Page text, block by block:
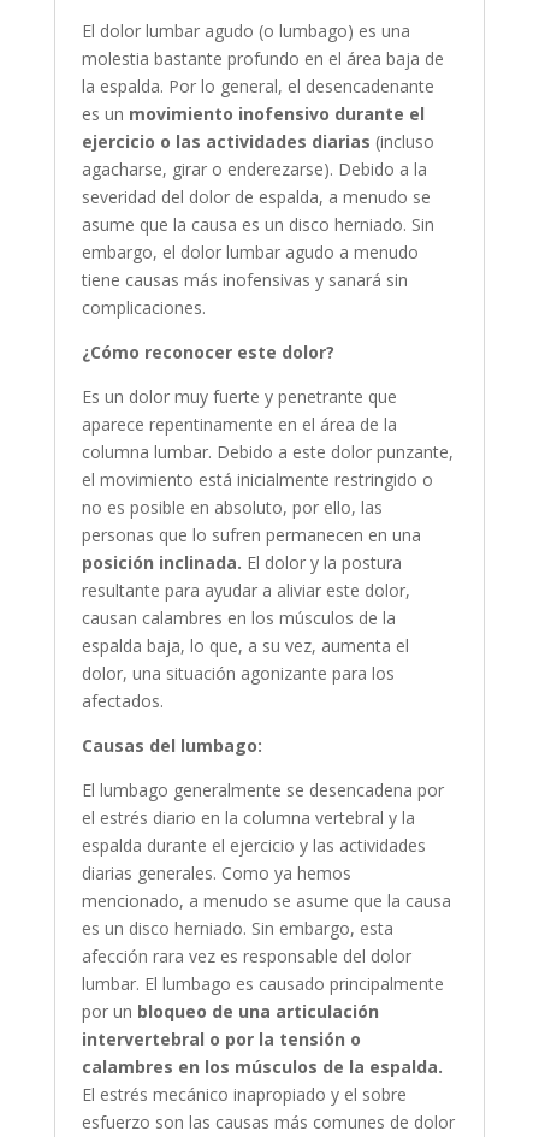
El dolor lumbar agudo (o lumbago) es una
molestia bastante profundo en el área baja de
la espalda. Por lo general, el desencadenante
es un movimiento inofensivo durante el
ejercicio o las actividades diarias (incluso
agacharse, girar o enderezarse). Debido a la
severidad del dolor de espalda, a menudo se
asume que la causa es un disco herniado. Sin
embargo, el dolor lumbar agudo a menudo
tiene causas más inofensivas y sanará sin
complicaciones.
¿Cómo reconocer este dolor?
Es un dolor muy fuerte y penetrante que
aparece repentinamente en el área de la
columna lumbar. Debido a este dolor punzante,
el movimiento está inicialmente restringido o
no es posible en absoluto, por ello, las
personas que lo sufren permanecen en una
posición inclinada. El dolor y la postura
resultante para ayudar a aliviar este dolor,
causan calambres en los músculos de la
espalda baja, lo que, a su vez, aumenta el
dolor, una situación agonizante para los
afectados.
Causas del lumbago:
El lumbago generalmente se desencadena por
el estrés diario en la columna vertebral y la
espalda durante el ejercicio y las actividades
diarias generales. Como ya hemos
mencionado, a menudo se asume que la causa
es un disco herniado. Sin embargo, esta
afección rara vez es responsable del dolor
lumbar. El lumbago es causado principalmente
por un bloqueo de una articulación
intervertebral o por la tensión o
calambres en los músculos de la espalda.
El estrés mecánico inapropiado y el sobre
esfuerzo son las causas más comunes de dolor